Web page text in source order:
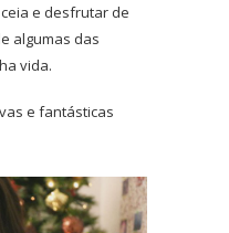
e desfrutar de
algumas das
vida.
e fantásticas